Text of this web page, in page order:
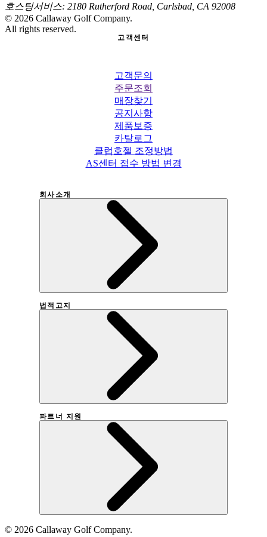
호스팅서비스: 2180 Rutherford Road, Carlsbad, CA 92008
© 2026 Callaway Golf Company.
All rights reserved.
고객센터
고객문의
주문조회
매장찾기
공지사항
제품보증
카탈로그
클럽호젤 조정방법
AS센터 접수 방법 변경
회사소개
회사연혁
법적고지
이용약관
개인정보취급방침
파트너 지원
© 2026 Callaway Golf Company.